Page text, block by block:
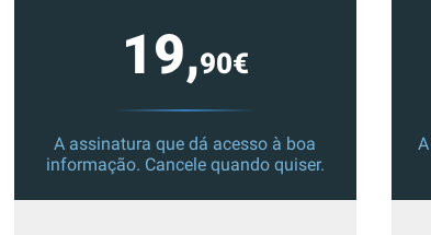
19,90€
A assinatura que dá acesso à boa
informação. Cancele quando quiser.